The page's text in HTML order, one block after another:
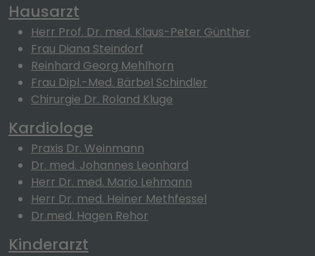
Hausarzt
Herr Prof. Dr. med. Klaus-Peter Günther
Frau Diana Steindorf
Reinhard Georg Mehlhorn
Frau Dipl.-Med. Bärbel Schindler
Chirurgie Dr. Roland Kluge
Kardiologe
Praxis Dr. Weinmann
Dr. med. Johannes Leonhard
Herr Dr. med. Mario Lehmann
Herr Dr. med. Heiner Methfessel
Dr.med. Hagen Rehor
Kinderarzt